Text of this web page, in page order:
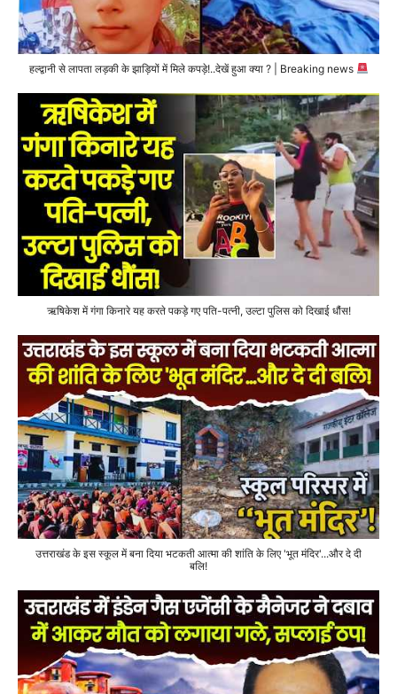
हल्द्वानी से लापता लड़की के झाड़ियों में मिले कपड़े!..देखें हुआ क्या ? | Breaking news
ऋषिकेश में गंगा किनारे यह करते पकड़े गए पति-पत्नी, उल्टा पुलिस को दिखाई धौंस!
उत्तराखंड के इस स्कूल में बना दिया भटकती आत्मा की शांति के लिए 'भूत मंदिर'...और दे दी
बलि!